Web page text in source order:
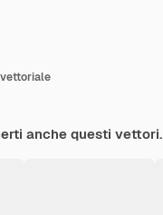
anche questi vettori.